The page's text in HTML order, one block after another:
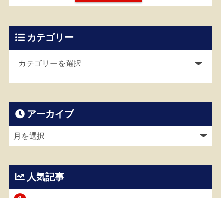
カテゴリー
アーカイブ
人気記事